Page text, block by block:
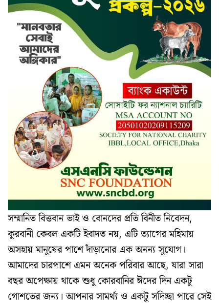
সম্মানিত বিত্তবান ভাই ও বোনদের প্রতি বিনীত নিবেদন,
কুরবানী কেবল একটি ইবাদত নয়, এটি ত্যাগের মহিমায়
অসহায় মানুষের পাশে দাঁড়ানোর এক অনন্য সুযোগ।
আমাদের চারপাশে এমন অনেক পরিবার আছে, যারা সারা
বছর অপেক্ষায় থাকে শুধু কোরবানির ঈদের দিন একটু
গোশতের জন্য। আপনার সামর্থ্য ও একটু সদিচ্ছা পারে সেই